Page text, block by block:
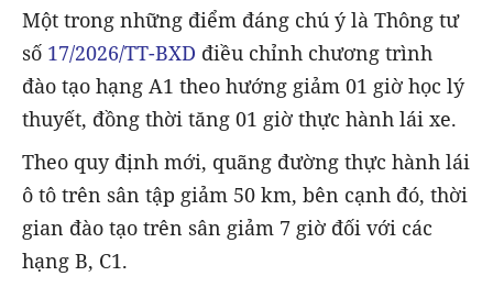
Một trong những điểm đáng chú ý là Thông tư
số 17/2026/TT-BXD điều chỉnh chương trình
đào tạo hạng A1 theo hướng giảm 01 giờ học lý
thuyết, đồng thời tăng 01 giờ thực hành lái xe.
Theo quy định mới, quãng đường thực hành lái
ô tô trên sân tập giảm 50 km, bên cạnh đó, thời
gian đào tạo trên sân giảm 7 giờ đối với các
hạng B, C1.